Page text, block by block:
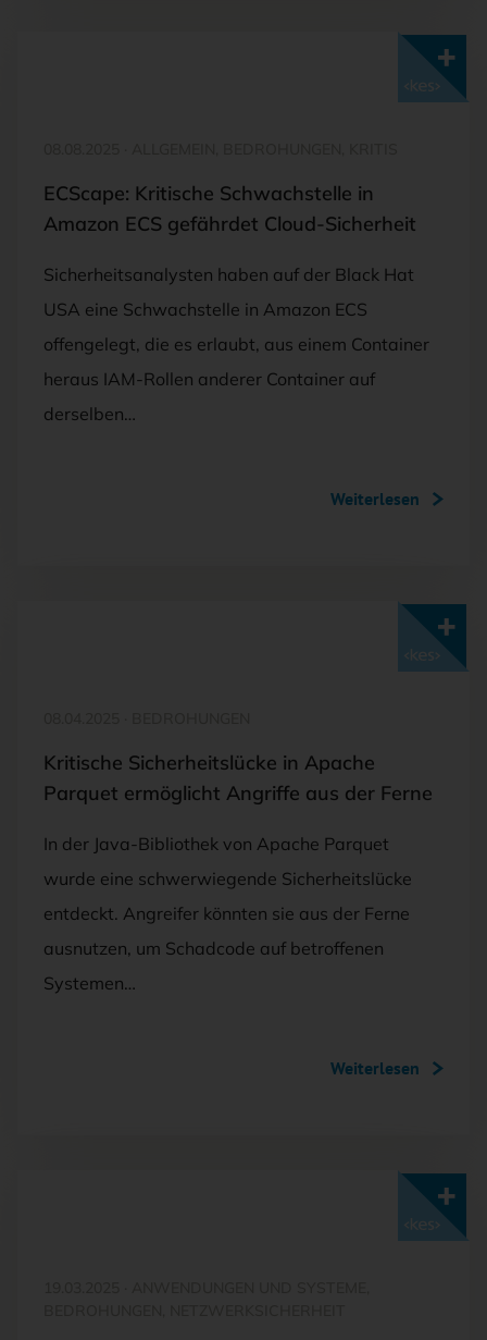
ECScape: Kritische Schwachstelle in
Amazon ECS gefährdet Cloud-Sicherheit
Sicherheitsanalysten haben auf der Black Hat
USA eine Schwachstelle in Amazon ECS
offengelegt, die es erlaubt, aus einem Container
heraus IAM-Rollen anderer Container auf
derselben…
Weiterlesen
Kritische Sicherheitslücke in Apache
Parquet ermöglicht Angriffe aus der Ferne
In der Java-Bibliothek von Apache Parquet
wurde eine schwerwiegende Sicherheitslücke
entdeckt. Angreifer könnten sie aus der Ferne
ausnutzen, um Schadcode auf betroffenen
Systemen…
Weiterlesen